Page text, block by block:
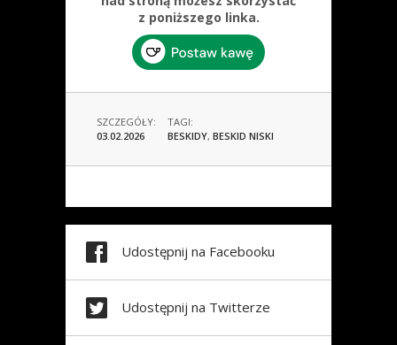
z poniższego linka.
SZCZEGÓŁY:
03.02.2026
TAGI:
BESKIDY, BESKID NISKI
Udostępnij na Facebooku
Udostępnij na Twitterze